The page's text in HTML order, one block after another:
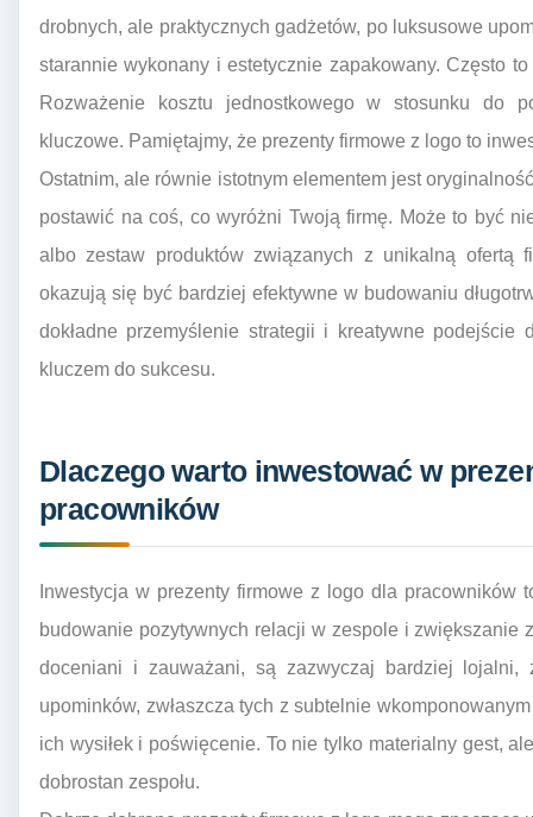
drobnych, ale praktycznych gadżetów, po luksusowe
starannie wykonany i estetycznie zapakowany. Często
Rozważenie kosztu jednostkowego w stosunku do
kluczowe. Pamiętajmy, że prezenty firmowe z logo to
Ostatnim, ale równie istotnym elementem jest
postawić na coś, co wyróżni Twoją firmę. Może to być
albo zestaw produktów związanych z unikalną ofertą
okazują się być bardziej efektywne w budowaniu
dokładne przemyślenie strategii i kreatywne
kluczem do sukcesu.
Dlaczego warto inwestować w
pracowników
Inwestycja w prezenty firmowe z logo dla pracowników
budowanie pozytywnych relacji w zespole i zwiększanie
doceniani i zauważani, są zazwyczaj bardziej lojalni,
upominków, zwłaszcza tych z subtelnie
ich wysiłek i poświęcenie. To nie tylko materialny gest,
dobrostan zespołu.